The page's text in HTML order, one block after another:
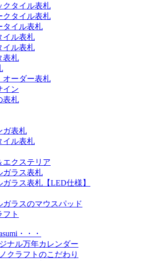
クタイル表札
クタイル表札
タイル表札
イル表札
イル表札
表札
ーダー表札
イン
表札
ガ表札
イル表札
エクステリア
ガラス表札
ガラス表札【LED仕様】
ガラスのマウスパッド
フト
・・・
ナル万年カレンダー
クラフトのこだわり